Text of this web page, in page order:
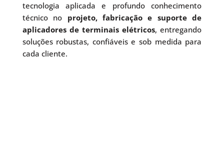
tecnologia aplicada e profundo conhecimento
técnico no projeto, fabricação e suporte de
aplicadores de terminais elétricos, entregando
soluções robustas, confiáveis e sob medida para
cada cliente.